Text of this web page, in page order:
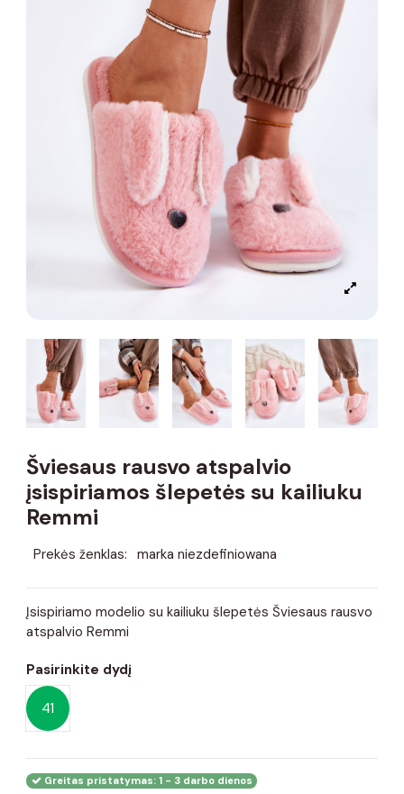
Šviesaus rausvo atspalvio
įsispiriamos šlepetės su kailiuku
Remmi
Prekės ženklas: marka niezdefiniowana
Įsispiriamo modelio su kailiuku šlepetės Šviesaus rausvo
atspalvio Remmi
Pasirinkite dydį
41
Greitas pristatymas: 1 - 3 darbo dienos